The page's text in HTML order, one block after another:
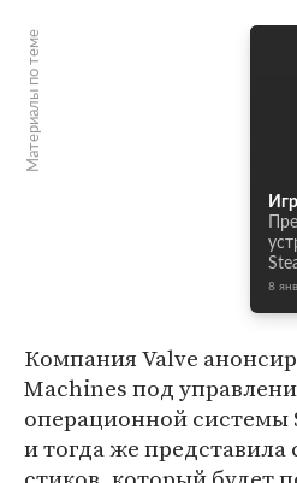
Материалы по теме
8
Компания Valve
Machines под
операционной системы
и тогда же представила